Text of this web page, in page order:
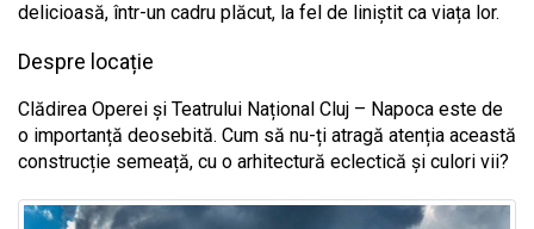
delicioasă, într-un cadru plăcut, la fel de liniștit ca viața lor.
Despre locație
Clădirea Operei și Teatrului Național Cluj – Napoca este de
o importanță deosebită. Cum să nu-ți atragă atenția această
construcție semeață, cu o arhitectură eclectică și culori vii?